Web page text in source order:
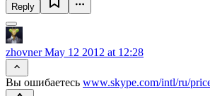
Reply
zhovnerMay 12 2012 at 12:28
Вы ошибаетесь www.skype.com/intl/ru/